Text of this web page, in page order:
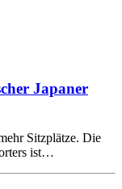
Japaner
Sitzplätze. Die
ist…